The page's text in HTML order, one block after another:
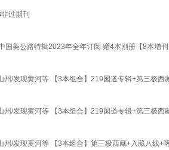
过期刊
美公路特辑2023年全年订阅 赠4本别册【8本增
/发现黄河等 【3本组合】219国道专辑+第三极西
/发现黄河等 【3本组合】219国道专辑+第三极西
/发现黄河等 【3本组合】第三极西藏+入藏八线+